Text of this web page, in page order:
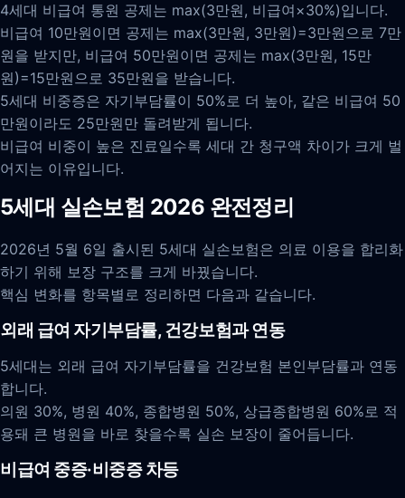
4세대 비급여 통원 공제는 max(3만원, 비급여×30%)입니다.
비급여 10만원이면 공제는 max(3만원, 3만원)=3만원으로 7만
원을 받지만, 비급여 50만원이면 공제는 max(3만원, 15만
원)=15만원으로 35만원을 받습니다.
5세대 비중증은 자기부담률이 50%로 더 높아, 같은 비급여 50
만원이라도 25만원만 돌려받게 됩니다.
비급여 비중이 높은 진료일수록 세대 간 청구액 차이가 크게 벌
어지는 이유입니다.
5세대 실손보험 2026 완전정리
2026년 5월 6일 출시된 5세대 실손보험은 의료 이용을 합리화
하기 위해 보장 구조를 크게 바꿨습니다.
핵심 변화를 항목별로 정리하면 다음과 같습니다.
외래 급여 자기부담률, 건강보험과 연동
5세대는 외래 급여 자기부담률을 건강보험 본인부담률과 연동
합니다.
의원 30%, 병원 40%, 종합병원 50%, 상급종합병원 60%로 적
용돼 큰 병원을 바로 찾을수록 실손 보장이 줄어듭니다.
비급여 중증·비중증 차등